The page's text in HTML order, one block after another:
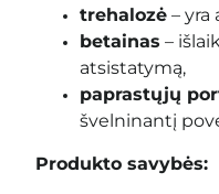
trehalozė –
betainas –
atsistatymą,
paprastųjų
švelninantį
Produkto savybės: